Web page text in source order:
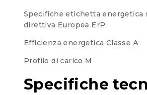
Specifiche etichetta energetica
direttiva Europea ErP
Efficienza energetica Classe A
Profilo di carico M
Specifiche